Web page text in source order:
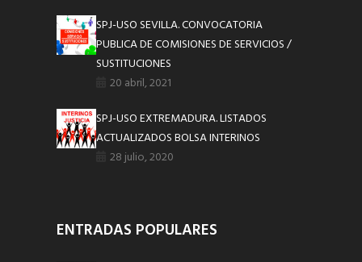
SPJ-USO SEVILLA. CONVOCATORIA
PUBLICA DE COMISIONES DE SERVICIOS /
SUSTITUCIONES
20 abril, 2021
SPJ-USO EXTREMADURA. LISTADOS
ACTUALIZADOS BOLSA INTERINOS
28 julio, 2020
ENTRADAS POPULARES